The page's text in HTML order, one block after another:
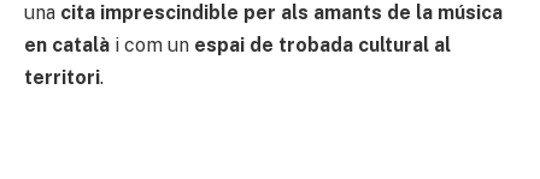
una cita imprescindible per als amants de la música
en català i com un espai de trobada cultural al
territori.